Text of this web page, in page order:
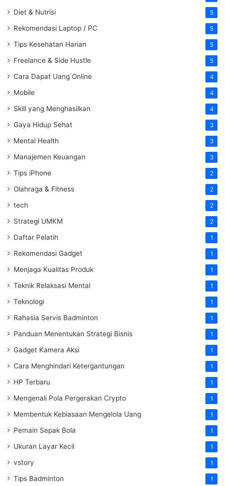
Diet & Nutrisi 5
Rekomendasi Laptop / PC 5
Tips Kesehatan Harian 5
Freelance & Side Hustle 5
Cara Dapat Uang Online 4
Mobile 4
Skill yang Menghasilkan 4
Gaya Hidup Sehat 3
Mental Health 3
Manajemen Keuangan 3
Tips iPhone 2
Olahraga & Fitness 2
tech 2
Strategi UMKM 2
Daftar Pelatih 1
Rekomendasi Gadget 1
Menjaga Kualitas Produk 1
Teknik Relaksasi Mental 1
Teknologi 1
Rahasia Servis Badminton 1
Panduan Menentukan Strategi Bisnis 1
Gadget Kamera Aksi 1
Cara Menghindari Ketergantungan 1
HP Terbaru 1
Mengenali Pola Pergerakan Crypto 1
Membentuk Kebiasaan Mengelola Uang 1
Pemain Sepak Bola 1
Ukuran Layar Kecil 1
vstory 1
Tips Badminton 1